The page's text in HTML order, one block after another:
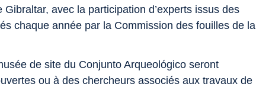
avec la participation d’experts issus des
chaque année par la Commission des fouilles de la
de site du Conjunto Arqueológico seront
ou à des chercheurs associés aux travaux de